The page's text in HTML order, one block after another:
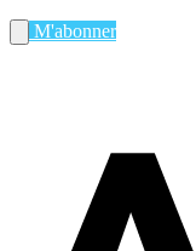
M'abonner